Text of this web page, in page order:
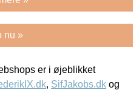
nu »
er i øjeblikket
, SifJakobs.dk og